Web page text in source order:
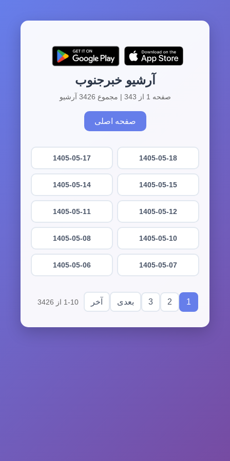
آرشیو خبرجنوب
صفحه 1 از 343 | مجموع 3426 آرشیو
صفحه اصلی
1405-05-18
1405-05-17
1405-05-15
1405-05-14
1405-05-12
1405-05-11
1405-05-10
1405-05-08
1405-05-07
1405-05-06
1
2
3 بعدی آخر 1-10 از 3426